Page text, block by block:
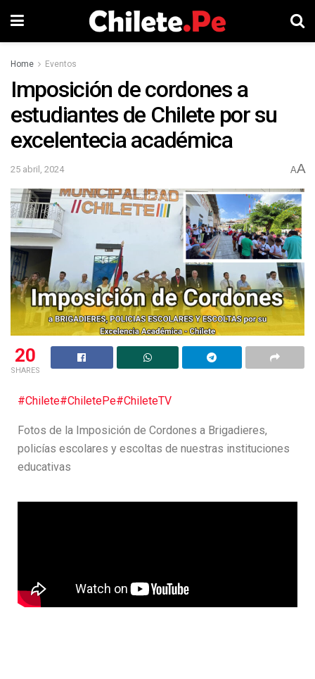
Home Eventos
Imposición de cordones a
estudiantes de Chilete por su
excelentecia académica
25 abril, 2024 AA
20
SHARES
#Chilete#ChiletePe#ChileteTV
Fotos de la Imposición de Cordones a Brigadieres,
policías escolares y escoltas de nuestras instituciones
educativas